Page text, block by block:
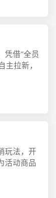
凭借“全员
主拉新，
玩法，开
活动商品